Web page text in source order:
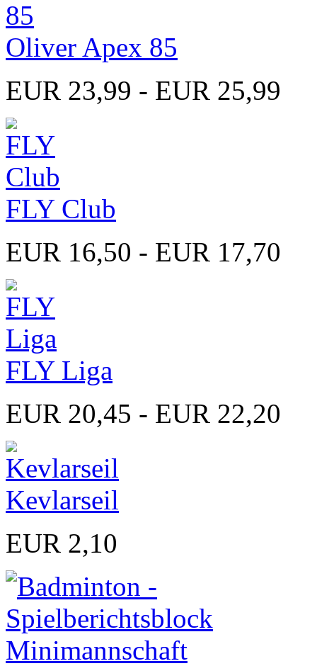
Oliver Apex 85
EUR 23,99 - EUR 25,99
FLY Club
EUR 16,50 - EUR 17,70
FLY Liga
EUR 20,45 - EUR 22,20
Kevlarseil
EUR 2,10